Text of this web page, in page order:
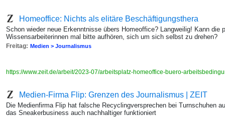
Homeoffice: Nichts als elitäre Beschäftigungsthera
Schon wieder neue Erkenntnisse übers Homeoffice? Langweilig! Kann die
Wissensarbeiterinnen mal bitte aufhören, sich um sich selbst zu drehen?
Freitag: Medien > Journalismus
https://www.zeit.de/arbeit/2023-07/arbeitsplatz-homeoffice-buero-
Medien-Firma Flip: Grenzen des Journalismus | ZEIT
Die Medienfirma Flip hat falsche Recyclingversprechen bei Turnschuhen
das Sneakerbusiness auch nachhaltiger funktioniert